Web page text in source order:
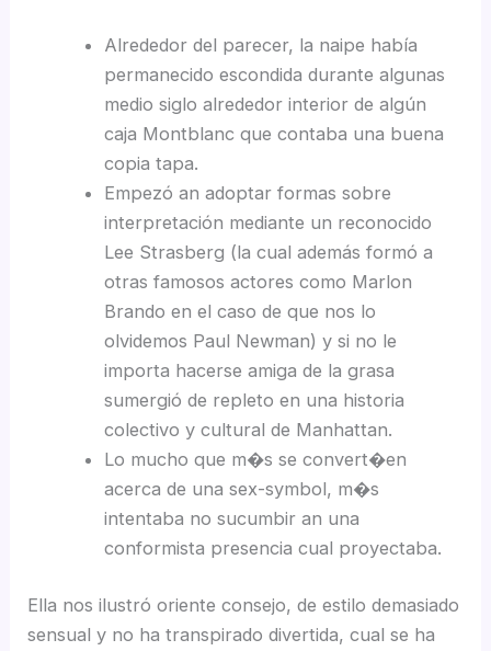
Alrededor del parecer, la naipe había
permanecido escondida durante algunas
medio siglo alrededor interior de algún
caja Montblanc que contaba una buena
copia tapa.
Empezó an adoptar formas sobre
interpretación mediante un reconocido
Lee Strasberg (la cual además formó a
otras famosos actores como Marlon
Brando en el caso de que nos lo
olvidemos Paul Newman) y si no le
importa hacerse amiga de la grasa
sumergió de repleto en una historia
colectivo y cultural de Manhattan.
Lo mucho que m�s se convert�en
acerca de una sex-symbol, m�s
intentaba no sucumbir an una
conformista presencia cual proyectaba.
Ella nos ilustró oriente consejo, de estilo demasiado
sensual y no ha transpirado divertida, cual se ha